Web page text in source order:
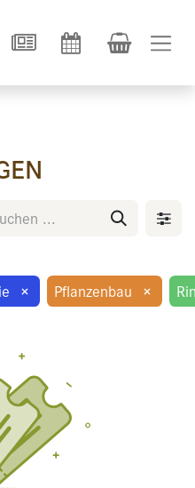
× Pflanzenbau ×